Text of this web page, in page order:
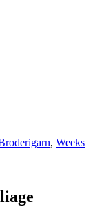
, Weeks